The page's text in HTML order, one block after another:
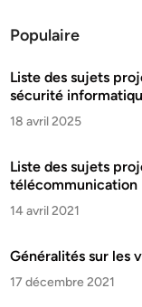
Populaire
Liste des sujets
sécurité
18 avril 2025
Liste des sujets
télécommunication
14 avril 2021
Généralités sur les
17 décembre 2021